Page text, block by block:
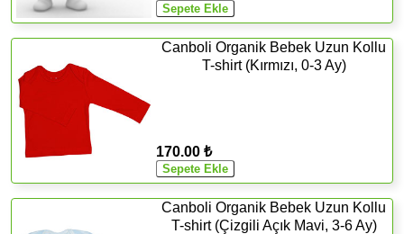
Canboli Organik Bebek Uzun Kollu
T-shirt (Kırmızı, 0-3 Ay)
170.00 ₺
Canboli Organik Bebek Uzun Kollu
T-shirt (Çizgili Açık Mavi, 3-6 Ay)